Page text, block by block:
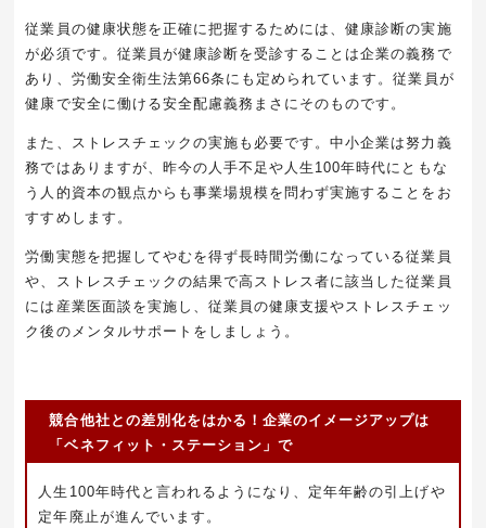
従業員の健康状態を正確に把握するためには、健康診断の実施
が必須です。従業員が健康診断を受診することは企業の義務で
あり、労働安全衛生法第66条にも定められています。従業員が
健康で安全に働ける安全配慮義務まさにそのものです。
また、ストレスチェックの実施も必要です。中小企業は努力義
務ではありますが、昨今の人手不足や人生100年時代にともな
う人的資本の観点からも事業場規模を問わず実施することをお
すすめします。
労働実態を把握してやむを得ず長時間労働になっている従業員
や、ストレスチェックの結果で高ストレス者に該当した従業員
には産業医面談を実施し、従業員の健康支援やストレスチェッ
ク後のメンタルサポートをしましょう。
競合他社との差別化をはかる！企業のイメージアップは
「ベネフィット・ステーション」で
人生100年時代と言われるようになり、定年年齢の引上げや
定年廃止が進んでいます。